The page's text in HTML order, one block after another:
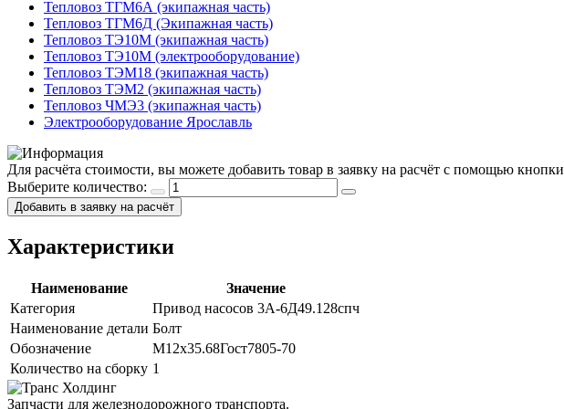
Тепловоз ТГМ6А (экипажная часть)
Тепловоз ТГМ6Д (Экипажная часть)
Тепловоз ТЭ10М (экипажная часть)
Тепловоз ТЭ10М (электрооборудование)
Тепловоз ТЭМ18 (экипажная часть)
Тепловоз ТЭМ2 (экипажная часть)
Тепловоз ЧМЭ3 (экипажная часть)
Электрооборудование Ярославль
Для расчёта стоимости, вы можете добавить товар в заявку на расчёт с помощью кнопки
Выберите количество:
Добавить в заявку на расчёт
Характеристики
Наименование
Значение
Категория
Привод насосов 3А-6Д49.128спч
Наименование детали Болт
Обозначение
М12х35.68Гост7805-70
Количество на сборку 1
Запчасти для железнодорожного транспорта.